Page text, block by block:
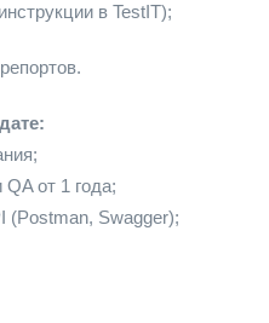
в TestIT);
от 1 года;
(Postman, Swagger);